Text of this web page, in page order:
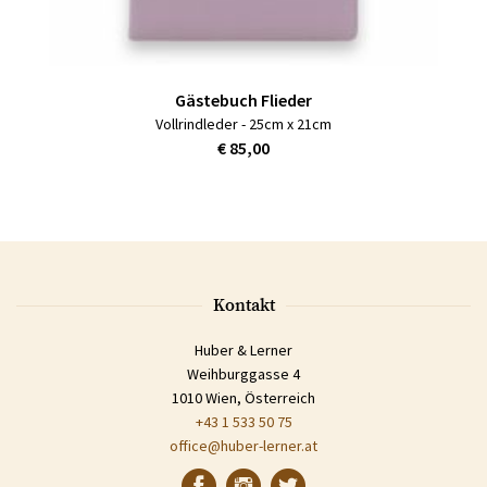
Gästebuch Flieder
Vollrindleder - 25cm x 21cm
€ 85,00
Kontakt
Huber & Lerner
Weihburggasse 4
1010 Wien, Österreich
+43 1 533 50 75
office@huber-lerner.at